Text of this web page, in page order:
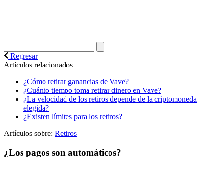
Regresar
Artículos relacionados
¿Cómo retirar ganancias de Vave?
¿Cuánto tiempo toma retirar dinero en Vave?
¿La velocidad de los retiros depende de la criptomoneda
elegida?
¿Existen límites para los retiros?
Artículos sobre: Retiros
¿Los pagos son automáticos?